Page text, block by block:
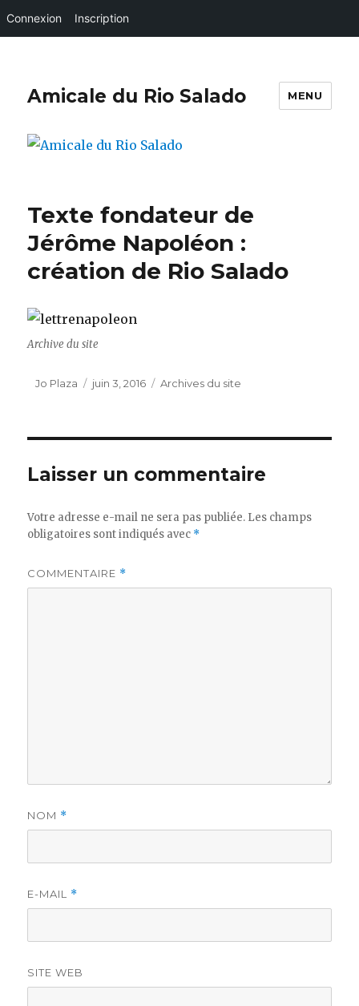
Connexion Inscription
Amicale du Rio Salado MENU
Texte fondateur de
Jérôme Napoléon :
création de Rio Salado
Archive du site
Auteur
Jo Plaza
Publié
juin 3, 2016 Catégories
Archives du site
Laisser un commentaire
Votre adresse e-mail ne sera pas publiée. Les champs
obligatoires sont indiqués avec *
COMMENTAIRE *
NOM *
E-MAIL *
SITE WEB